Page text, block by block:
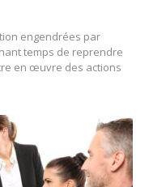
engendrées par
temps de reprendre
en œuvre des actions